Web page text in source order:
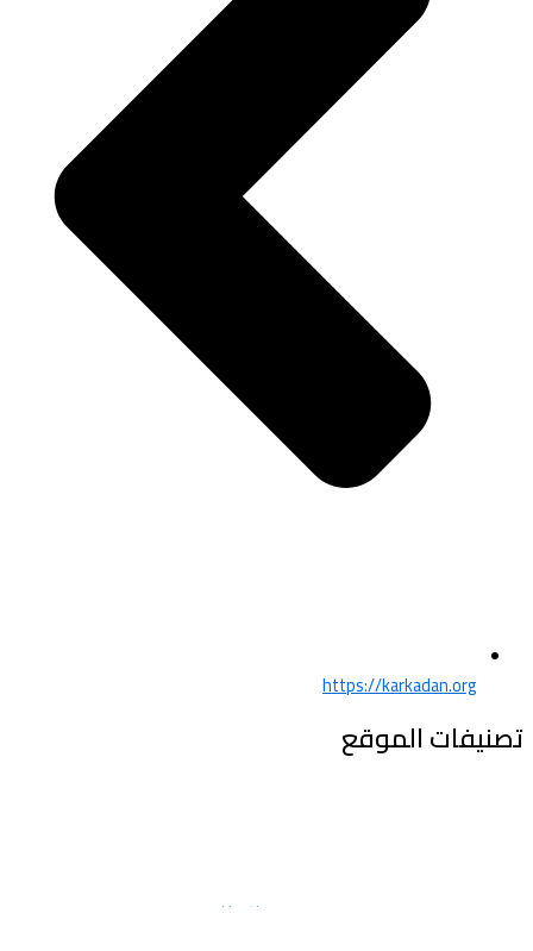
https://karkadan.org
تصنيفات الموقع
Haythammanna.com